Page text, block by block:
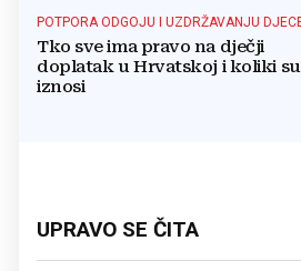
POTPORA ODGOJU I UZDRŽAVANJU
Tko sve ima pravo na dječji
doplatak u Hrvatskoj i koliki su
iznosi
UPRAVO SE ČITA